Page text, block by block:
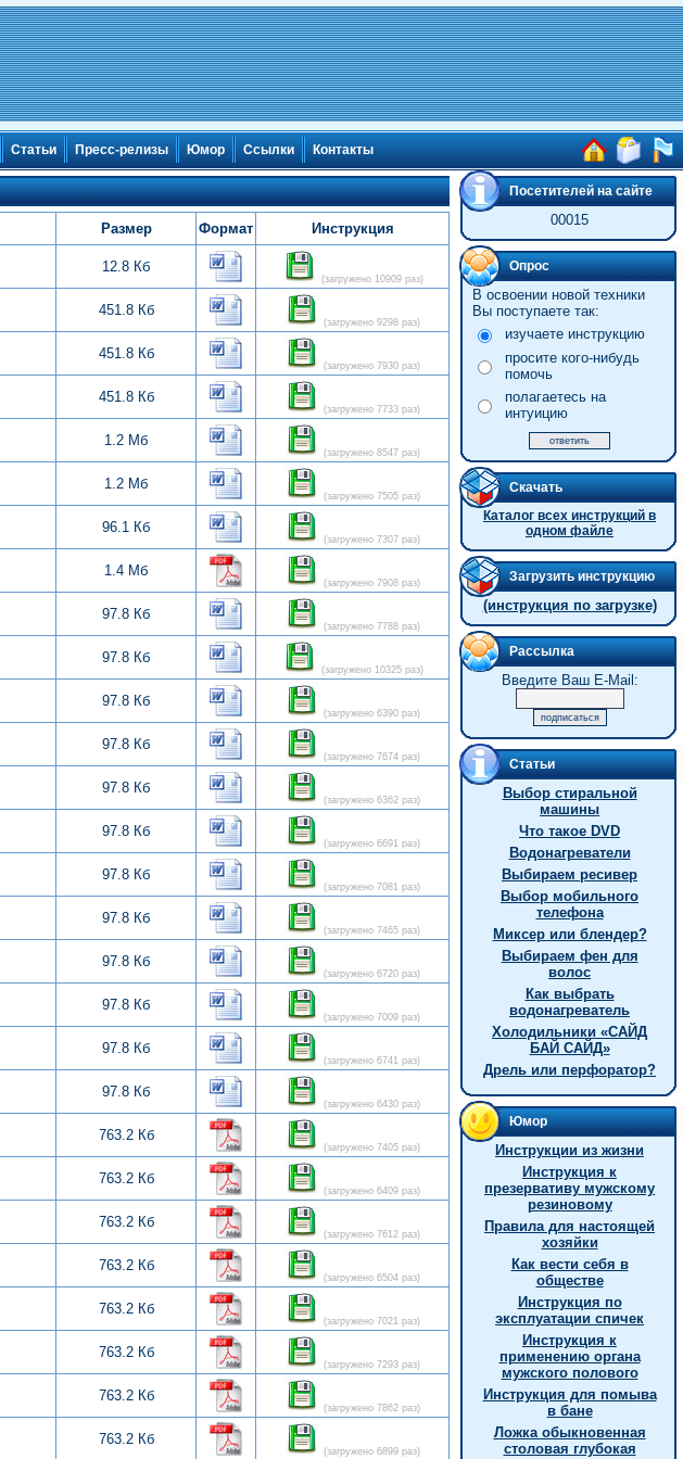
Статьи Пресс-релизы Юмор Ссылки Контакты
Размер Формат Инструкция
12.8 Кб
(загружено 10909 раз)
451.8 Кб
(загружено 9298 раз)
451.8 Кб
(загружено 7930 раз)
451.8 Кб
(загружено 7733 раз)
1.2 Мб
(загружено 8547 раз)
1.2 Мб
(загружено 7505 раз)
96.1 Кб
(загружено 7307 раз)
1.4 Мб
(загружено 7908 раз)
97.8 Кб
(загружено 7788 раз)
97.8 Кб
(загружено 10325 раз)
97.8 Кб
(загружено 6390 раз)
97.8 Кб
(загружено 7674 раз)
97.8 Кб
(загружено 6362 раз)
97.8 Кб
(загружено 6691 раз)
97.8 Кб
(загружено 7081 раз)
97.8 Кб
(загружено 7465 раз)
97.8 Кб
(загружено 6720 раз)
97.8 Кб
(загружено 7009 раз)
97.8 Кб
(загружено 6741 раз)
97.8 Кб
(загружено 6430 раз)
763.2 Кб
(загружено 7405 раз)
763.2 Кб
(загружено 6409 раз)
763.2 Кб
(загружено 7612 раз)
763.2 Кб
(загружено 6504 раз)
763.2 Кб
(загружено 7021 раз)
763.2 Кб
(загружено 7293 раз)
763.2 Кб
(загружено 7862 раз)
763.2 Кб
(загружено 6899 раз)
Посетителей на сайте
00015
Опрос
В освоении новой техники
Вы поступаете так:
изучаете инструкцию
просите кого-нибудь
помочь
полагаетесь на
интуицию
Скачать
Каталог всех инструкций в
одном файле
Загрузить инструкцию
(инструкция по загрузке)
Рассылка
Введите Ваш E-Mail:
Статьи
Выбор стиральной
машины
Что такое DVD
Водонагреватели
Выбираем ресивер
Выбор мобильного
телефона
Миксер или блендер?
Выбираем фен для
волос
Как выбрать
водонагреватель
Холодильники «САЙД
БАЙ САЙД»
Дрель или перфоратор?
Юмор
Инструкции из жизни
Инструкция к
презервативу мужскому
резиновому
Правила для настоящей
хозяйки
Как вести себя в
обществе
Инструкция по
эксплуатации спичек
Инструкция к
применению органа
мужского полового
Инструкция для помыва
в бане
Ложка обыкновенная
столовая глубокая